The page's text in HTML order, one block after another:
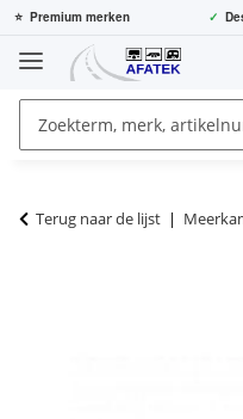
⭐ Premium merken ✓
Terug naar de lijst